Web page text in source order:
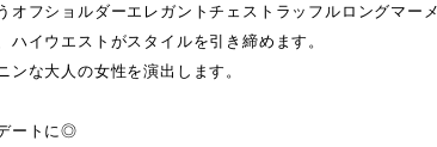
フショルダーエレガントチェストラッフルロングマーメ
イウエストがスタイルを引き締めます。
な大人の女性を演出します。
ートに◎